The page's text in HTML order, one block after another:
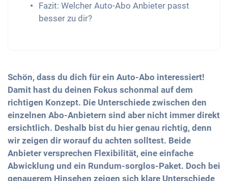
Fazit: Welcher Auto-Abo Anbieter passt
besser zu dir?
Schön, dass du dich für ein Auto-Abo interessiert!
Damit hast du deinen Fokus schonmal auf dem
richtigen Konzept. Die Unterschiede zwischen den
einzelnen Abo-Anbietern sind aber nicht immer direkt
ersichtlich. Deshalb bist du hier genau richtig, denn
wir zeigen dir worauf du achten solltest. Beide
Anbieter versprechen Flexibilität, eine einfache
Abwicklung und ein Rundum-sorglos-Paket. Doch bei
genauerem Hinsehen zeigen sich klare Unterschiede